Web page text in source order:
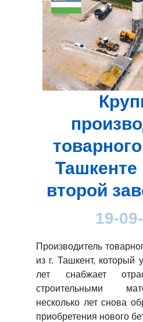
Ташкенте
второй
19-
Производитель
из г. Ташкент, который
лет снабжает
строительными
несколько лет снова
приобретения нового